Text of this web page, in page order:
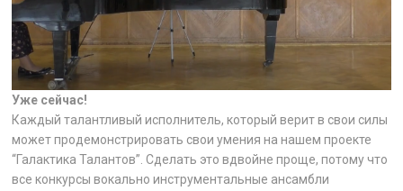
Уже сейчас!
Каждый талантливый исполнитель, который верит в свои силы
может продемонстрировать свои умения на нашем проекте
“Галактика Талантов”. Сделать это вдвойне проще, потому что
все конкурсы вокально инструментальные ансамбли